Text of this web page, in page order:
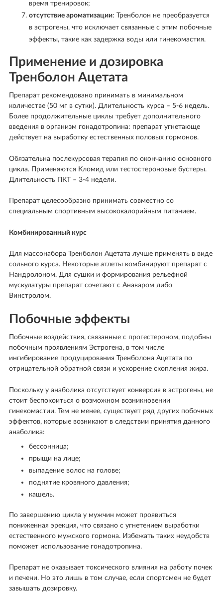
время тренировок;
отсутствие ароматизации: Тренболон не преобразуется
в эстрогены, что исключает связанные с этим побочные
эффекты, такие как задержка воды или гинекомастия.
Применение и дозировка
Тренболон Ацетата
Препарат рекомендовано принимать в минимальном
количестве (50 мг в сутки). Длительность курса – 5-6 недель.
Более продолжительные циклы требует дополнительного
введения в организм гонадотропина: препарат угнетающе
действует на выработку естественных половых гормонов.
Обязательна послекурсовая терапия по окончанию основного
цикла. Применяются Кломид или тестостероновые бустеры.
Длительность ПКТ – 3-4 недели.
Препарат целесообразно принимать совместно со
специальным спортивным высококалорийным питанием.
Комбинированный курс
Для массонабора Тренболон Ацетата лучше применять в виде
сольного курса. Некоторые атлеты комбинируют препарат с
Нандролоном. Для сушки и формирования рельефной
мускулатуры препарат сочетают с Анаваром либо
Винстролом.
Побочные эффекты
Побочные воздействия, связанные с прогестероном, подобны
побочным проявлениям Эстрогена, в том числе
ингибирование продуцирования Тренболона Ацетата по
отрицательной обратной связи и ускорение скопления жира.
Поскольку у анаболика отсутствует конверсия в эстрогены, не
стоит беспокоиться о возможном возникновении
гинекомастии. Тем не менее, существует ряд других побочных
эффектов, которые возникают в следствии принятия данного
анаболика:
бессонница;
прыщи на лице;
выпадение волос на голове;
поднятие кровяного давления;
кашель.
По завершению цикла у мужчин может проявиться
пониженная эрекция, что связано с угнетением выработки
естественного мужского гормона. Избежать таких неудобств
поможет использование гонадотропина.
Препарат не оказывает токсического влияния на работу почек
и печени. Но это лишь в том случае, если спортсмен не будет
завышать дозировку.